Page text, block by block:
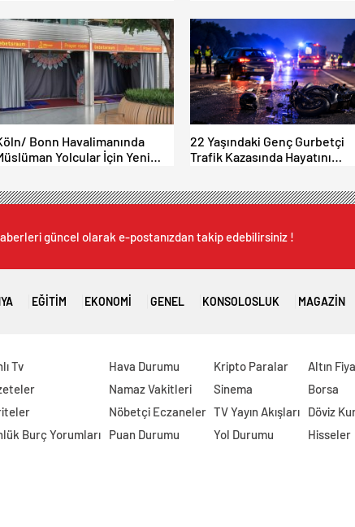
Bonn Havalimanında
Yolcular İçin Yeni
22 Yaşındaki Genç Gurbetçi
Trafik Kazasında Hayatını
güncel olarak e-postanızdan takip edebilirsiniz !
EĞITIM EKONOMI GENEL KONSOLOSLUK MAGAZIN
Tv
Burç Yorumları
Hava Durumu
Namaz Vakitleri
Nöbetçi Eczaneler
Puan Durumu
Kripto Paralar
Sinema
TV Yayın Akışları
Yol Durumu
Altın
Borsa
Döviz
Hisseler